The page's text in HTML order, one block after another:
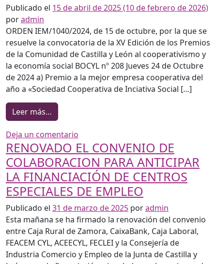
Publicado el 15 de abril de 2025(10 de febrero de 2026)
poradmin
ORDEN IEM/1040/2024, de 15 de octubre, por la que se
resuelve la convocatoria de la XV Edición de los Premios
de la Comunidad de Castilla y León al cooperativismo y
la economía social BOCYL nº 208 Jueves 24 de Octubre
de 2024 a) Premio a la mejor empresa cooperativa del
año a «Sociedad Cooperativa de Inciativa Social […]
Leer más…
Deja un comentario
RENOVADO EL CONVENIO DE
COLABORACION PARA ANTICIPAR
LA FINANCIACIÓN DE CENTROS
ESPECIALES DE EMPLEO
Publicado el 31 de marzo de 2025 poradmin
Esta mañana se ha firmado la renovación del convenio
entre Caja Rural de Zamora, CaixaBank, Caja Laboral,
FEACEM CYL, ACEECYL, FECLEI y la Consejería de
Industria Comercio y Empleo de la Junta de Castilla y